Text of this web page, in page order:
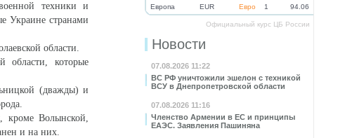
Eвропа
EUR Евро 1 94.06
Официальный курс ЦБ России
Новости
07.08.2026 11:22
ВС РФ уничтожили эшелон с техникой
ВСУ в Днепропетровской области
07.08.2026 11:16
Членство Армении в ЕС и принципы
ЕАЭС. Заявления Пашиняна
техники и
Украине странами
области.
области, которые
(дважды) и
кроме Волынской,
и на них.